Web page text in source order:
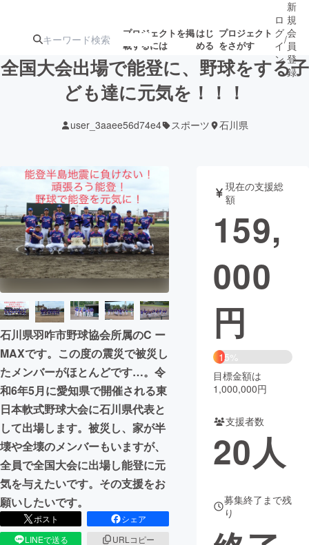
プロジェクトを掲
載するには
はじ
める
プロジェクト
をさがす
ターン
ジェクト
募集終了が近いプ
ロジェクト
されます
アート・写真 音楽
テクノロジー・ガジェット ゲーム・サ
映像・映画
ビジネス・起業
まちづくり・地域活性化
CAMPFIRE for Social Good
CAMPFIRE Creation
CAMPFIREふるさと納税machi-ya コミュニティ
ロ
グ
イ
ン
/
新
規
会
員
登
録
全国大会出場で能登に、野球をする子
ども達に元気を！！！
user_3aaee56d74e4 スポーツ 石川県
石川県羽咋市野球協会所属のC ー
MAXです。この度の震災で被災し
たメンバーがほとんどです…。令
和6年5月に愛知県で開催される東
日本軟式野球大会に石川県代表と
して出場します。被災し、家が半
壊や全壊のメンバーもいますが、
全員で全国大会に出場し能登に元
気を与えたいです。その支援をお
願いしたいです。
ポスト
シェア
LINEで送る
URLコピー
現在の支援総
額
159,
000
円
15%
目標金額は
1,000,000円
支援者数
20人
募集終了まで残
り